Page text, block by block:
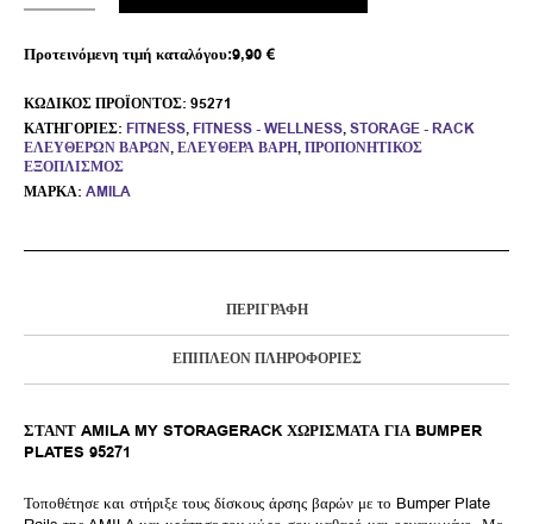
Προτεινόμενη τιμή καταλόγου:9,90€
ΚΩΔΙΚΌΣ ΠΡΟΪΌΝΤΟΣ: 95271
ΚΑΤΗΓΟΡΊΕΣ: FITNESS, FITNESS - WELLNESS,STORAGE - RACK
ΕΛΕΎΘΕΡΩΝ ΒΑΡΏΝ,ΕΛΕΎΘΕΡΑ ΒΆΡΗ,ΠΡΟΠΟΝΗΤΙΚΌΣ
ΕΞΟΠΛΙΣΜΌΣ
ΜΆΡΚΑ: AMILA
ΠΕΡΙΓΡΑΦΉ
ΕΠΙΠΛΈΟΝ ΠΛΗΡΟΦΟΡΊΕΣ
ΣΤΑΝΤ AMILA MY STORAGERACK ΧΩΡΙΣΜΑΤΑ ΓΙΑ BUMPER
PLATES 95271
Τοποθέτησε και στήριξε τους δίσκους άρσης βαρών με το Bumper Plate